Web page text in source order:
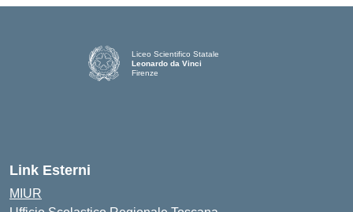
Liceo Scientifico Statale
Leonardo da Vinci
Firenze
Link Esterni
MIUR